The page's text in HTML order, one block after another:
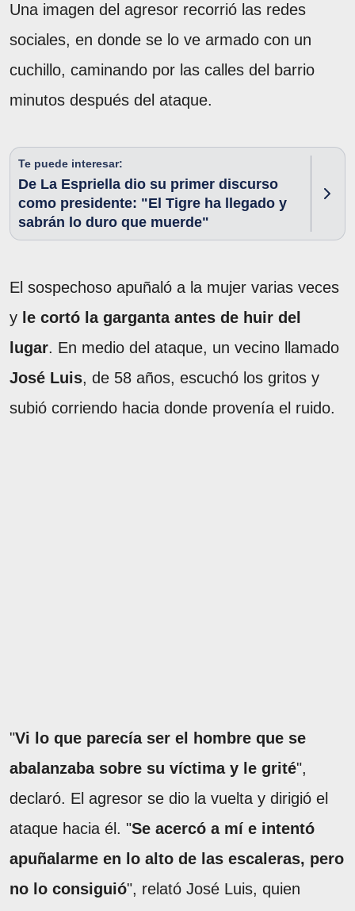
Una imagen del agresor recorrió las redes
sociales, en donde se lo ve armado con un
cuchillo, caminando por las calles del barrio
minutos después del ataque.
Te puede interesar:
De La Espriella dio su primer discurso
como presidente: "El Tigre ha llegado y
sabrán lo duro que muerde"
El sospechoso apuñaló a la mujer varias veces
y le cortó la garganta antes de huir del
lugar. En medio del ataque, un vecino llamado
José Luis, de 58 años, escuchó los gritos y
subió corriendo hacia donde provenía el ruido.
"Vi lo que parecía ser el hombre que se
abalanzaba sobre su víctima y le grité",
declaró. El agresor se dio la vuelta y dirigió el
ataque hacia él. "Se acercó a mí e intentó
apuñalarme en lo alto de las escaleras, pero
no lo consiguió", relató José Luis, quien